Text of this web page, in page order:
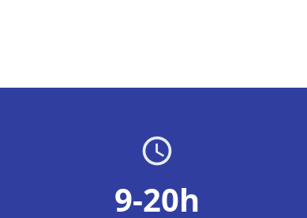
9-20h